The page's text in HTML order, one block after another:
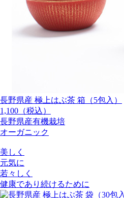
長野県産 極上はぶ茶 箱（5包入）
1,100（税込）
長野県産有機栽培
オーガニック
美しく
元気に
若々しく
健康であり続けるために